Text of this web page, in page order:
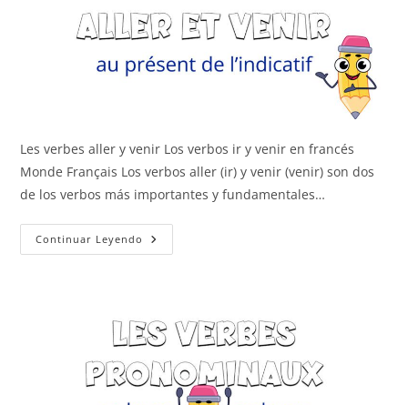
Les verbes aller y venir Los verbos ir y venir en francés
Monde Français Los verbos aller (ir) y venir (venir) son dos
de los verbos más importantes y fundamentales…
Continuar Leyendo Aller
Y